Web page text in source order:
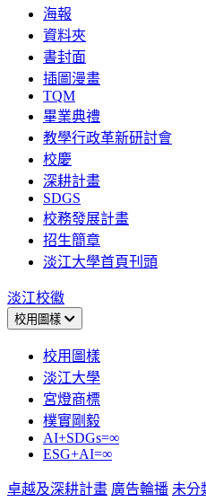
海報
資料夾
書封面
插圖漫畫
TQM
畢業典禮
教學行政革新研討會
校慶
深耕計畫
SDGS
校務發展計畫
招生簡章
淡江大學首頁刊頭
淡江校徽
校用圖樣
校用圖樣
淡江大學
宮燈商標
樸實剛毅
AI+SDGs=∞
ESG+AI=∞
卓越及深耕計畫 廣告輪播 未分